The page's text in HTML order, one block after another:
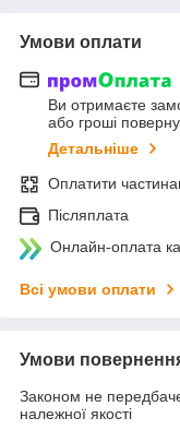
Умови оплати
Ви отримаєте
або гроші
Детальніше
Оплатити
Післяплата
Онлайн-оплата
Всі умови оплати
Умови
Законом не
належної якості